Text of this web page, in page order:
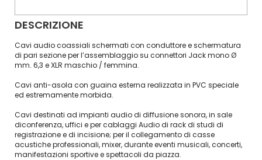
DESCRIZIONE
Cavi audio coassiali schermati con conduttore e schermatura
di pari sezione per l’assemblaggio su connettori Jack mono Ø
mm. 6,3 e XLR maschio / femmina.
Cavi anti-asola con guaina esterna realizzata in PVC speciale
ed estremamente morbida.
Cavi destinati ad impianti audio di diffusione sonora, in sale
diconferenza, uffici e per cablaggi Audio di rack di studi di
registrazione e di incisione; per il collegamento di casse
acustiche professionali, mixer, durante eventi musicali, concerti,
manifestazioni sportive e spettacoli da piazza.